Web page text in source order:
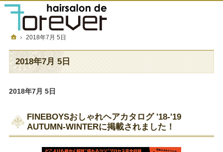
2018年7月 5日
2018年7月 5日
FINEBOYSおしゃれヘアカタログ '18-'19
AUTUMN-WINTERに掲載されました！
フォーエバーについて
メニュー＆金額
店舗一覧
採用情報
ホーム
2018年7月 5日